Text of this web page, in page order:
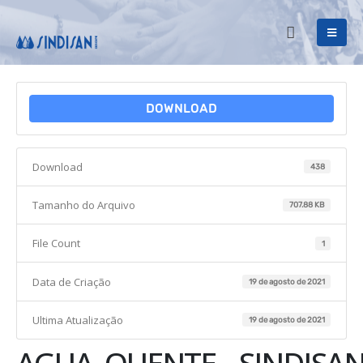
DOWNLOAD
Download 438
Tamanho do Arquivo 707.88 KB
File Count 1
Data de Criação 19 de agosto de 2021
Ultima Atualização 19 de agosto de 2021